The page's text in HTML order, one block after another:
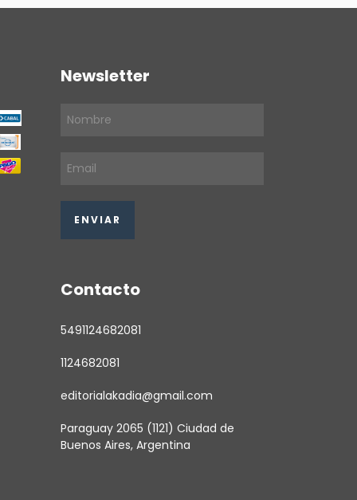
Newsletter
Contacto
5491124682081
1124682081
editorialakadia@gmail.com
Paraguay 2065 (1121) Ciudad de
Buenos Aires, Argentina